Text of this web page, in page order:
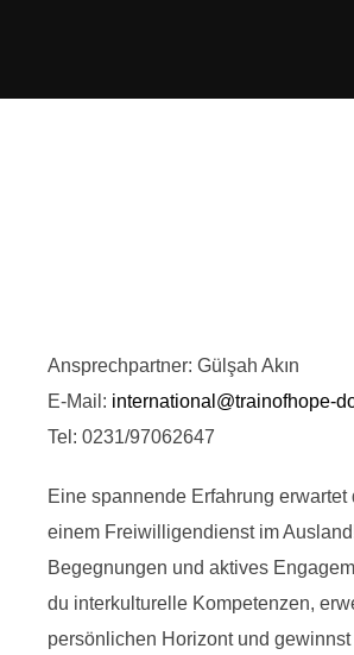
Ansprechpartner: Gülşah Akın
E-Mail: international@trainofhope-
Tel: 0231/97062647
Eine spannende Erfahrung erwartet
einem Freiwilligendienst im
Begegnungen und aktives
du interkulturelle Kompetenzen,
persönlichen Horizont und